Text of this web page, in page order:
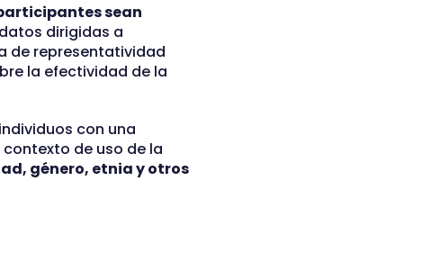
sean
dirigidas a
de representatividad
la efectividad de la
con una
de uso de la
género, etnia y otros